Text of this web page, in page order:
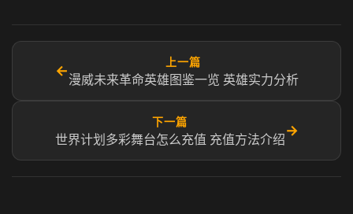
←
上一篇
漫威未来革命英雄图鉴一览 英雄实力分析
下一篇
世界计划多彩舞台怎么充值 充值方法介绍
→